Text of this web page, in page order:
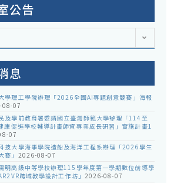
公告
息
學理工學院辦理「2026全國AI專題創意競賽」海報
07
及學前教育署委請國立臺灣師範大學辦理「114至
康促進學校輔導計畫師資專業成長研習」實施計畫1
07
技大學海事學院造船及海洋工程系辦理「2026學生
賽」 2026-08-07
明高級中等學校辦理115學年度第一學期數位前導學
跨域教學設計工作坊」 2026-08-07